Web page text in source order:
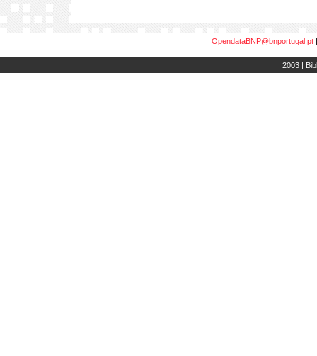
OpendataBNP@bnportugal.pt
2003 |